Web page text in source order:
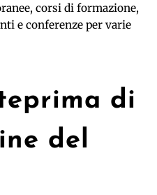
corsi di formazione,
e conferenze per varie
di
del